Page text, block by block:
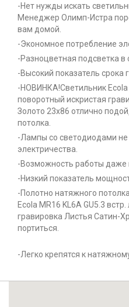
-Нет нужды искать
Менеджер Олимп-Истра
вам домой.
-Экономное потребление
-Разноцветная подсветка в
-Высокий показатель срока
-НОВИНКА!Светильник Ecola
поворотный искристая
Золото 23х86 отлично
потолка.
-Лампы со светодиодами не
электричества.
-Возможность работы
-Низкий показатель
-Полотно натяжного
Ecola MR16 KL6A GU5.3
гравировка Листья Сатин-
портиться.
-Легко крепятся к